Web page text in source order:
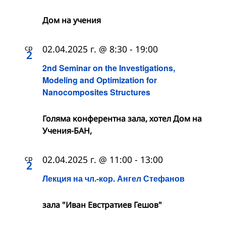
Дом на учения
ср
2
2nd Seminar on the Investigations,
Modeling and Optimization for
Nanocomposites Structures
02.04.2025 г. @ 8:30 - 19:00
Голяма конферентна зала, хотел Дом на
Учения-БАН,
ср
2
Лекция на чл.-кор. Ангел Стефанов
02.04.2025 г. @ 11:00 - 13:00
зала "Иван Евстратиев Гешов"